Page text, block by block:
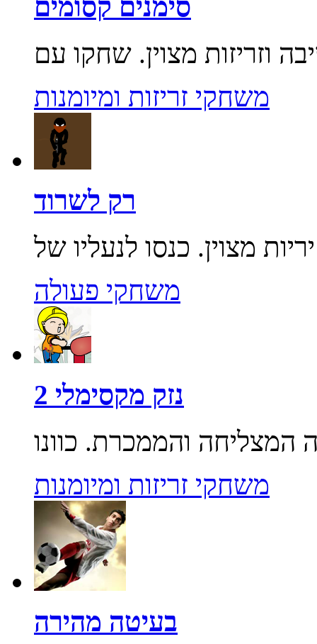
סימנים קסומים
משחקי זריזות ומיומנות
רק לשרוד
משחקי פעולה
נזק מקסימלי 2
משחקי זריזות ומיומנות
בעיטה מהירה